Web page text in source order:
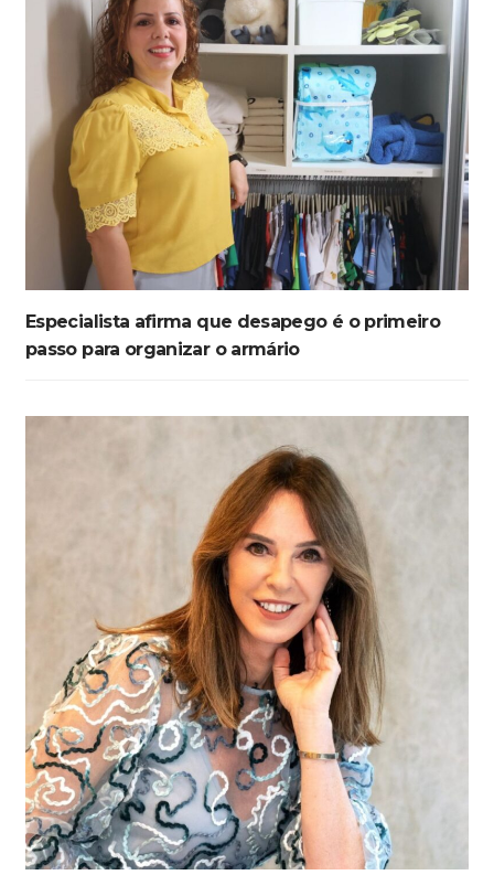
Especialista afirma que desapego é o primeiro
passo para organizar o armário